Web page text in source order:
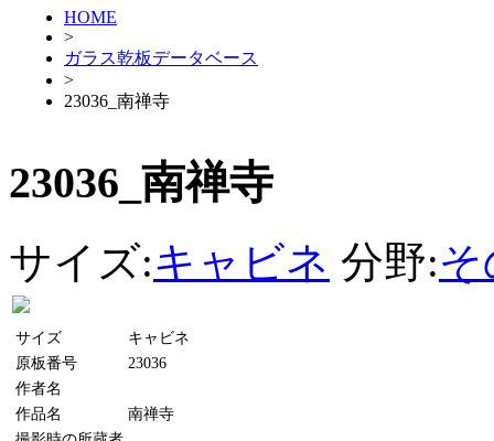
HOME
>
ガラス乾板データベース
>
23036_南禅寺
23036_南禅寺
サイズ:キャビネ 分野:
サイズ
キャビネ
原板番号
23036
作者名
作品名
南禅寺